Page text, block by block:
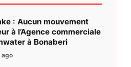
: Aucun mouvement
à l’Agence commerciale
à Bonaberi
ago